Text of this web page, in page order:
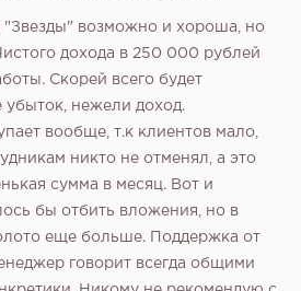
"Звезды" возможно и хороша, но
дохода в 250 000 рублей
Скорей всего будет
убыток, нежели доход.
вообще, т.к клиентов мало,
никто не отменял, а это
сумма в месяц. Вот и
бы отбить вложения, но в
еще больше. Поддержка от
говорит всегда общими